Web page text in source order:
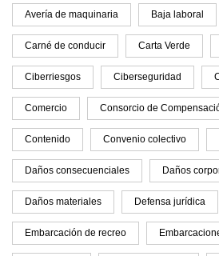
Avería de maquinaria Baja laboral
Carné de conducir Carta Verde
Ciberriesgos Ciberseguridad
Comercio Consorcio de
Contenido Convenio colectivo
Daños consecuenciales Daños
Daños materiales Defensa jurídica
Embarcación de recreo